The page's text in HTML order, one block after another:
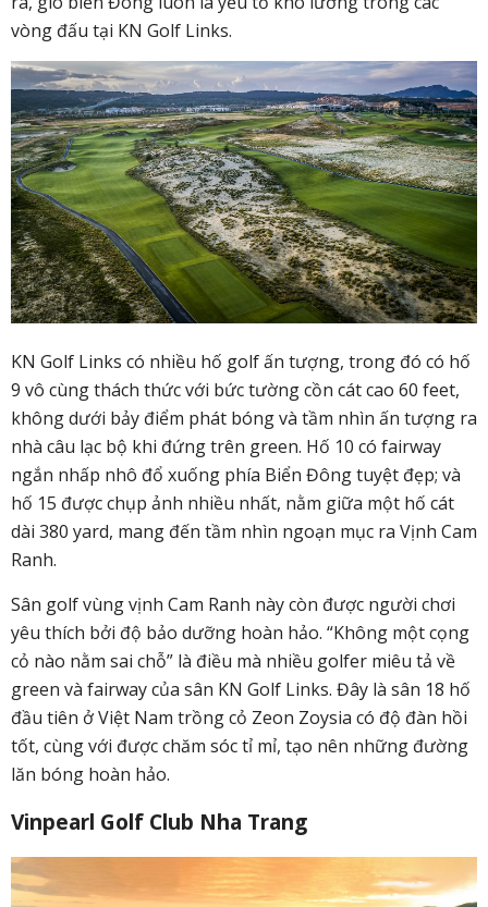
vòng đấu tại KN Golf Links.
KN Golf Links có nhiều hố golf ấn tượng, trong đó có hố
9 vô cùng thách thức với bức tường cồn cát cao 60 feet,
không dưới bảy điểm phát bóng và tầm nhìn ấn tượng ra
nhà câu lạc bộ khi đứng trên green. Hố 10 có fairway
ngắn nhấp nhô đổ xuống phía Biển Đông tuyệt đẹp; và
hố 15 được chụp ảnh nhiều nhất, nằm giữa một hố cát
dài 380 yard, mang đến tầm nhìn ngoạn mục ra Vịnh Cam
Ranh.
Sân golf vùng vịnh Cam Ranh này còn được người chơi
yêu thích bởi độ bảo dưỡng hoàn hảo. “Không một cọng
cỏ nào nằm sai chỗ” là điều mà nhiều golfer miêu tả về
green và fairway của sân KN Golf Links. Đây là sân 18 hố
đầu tiên ở Việt Nam trồng cỏ Zeon Zoysia có độ đàn hồi
tốt, cùng với được chăm sóc tỉ mỉ, tạo nên những đường
lăn bóng hoàn hảo.
Vinpearl Golf Club Nha Trang